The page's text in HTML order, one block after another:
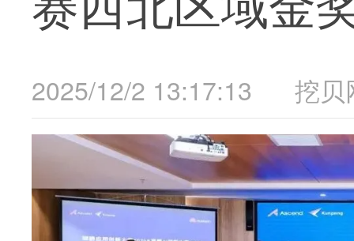
2025/12/2 13:17:13 挖贝